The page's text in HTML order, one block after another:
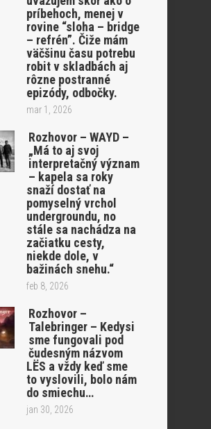
príbehoch, menej v
rovine “sloha – bridge
– refrén”. Čiže mám
väčšinu času potrebu
robit v skladbách aj
rôzne postranné
epizódy, odbočky.
mar 1, 2026
Rozhovor – WAYD –
„Má to aj svoj
interpretačný význam
– kapela sa roky
snaží dostať na
pomyselný vrchol
undergroundu, no
stále sa nachádza na
začiatku cesty,
niekde dole, v
bažinách snehu.“
feb 8, 2026
Rozhovor –
Talebringer – Kedysi
sme fungovali pod
čudesným názvom
LËS a vždy keď sme
to vyslovili, bolo nám
do smiechu…
jan 30, 2026